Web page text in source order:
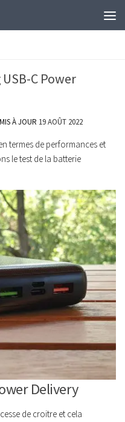
C Power
À JOUR 19 AOÛT 2022
termes de performances et
le test de la batterie
Delivery
de croitre et cela